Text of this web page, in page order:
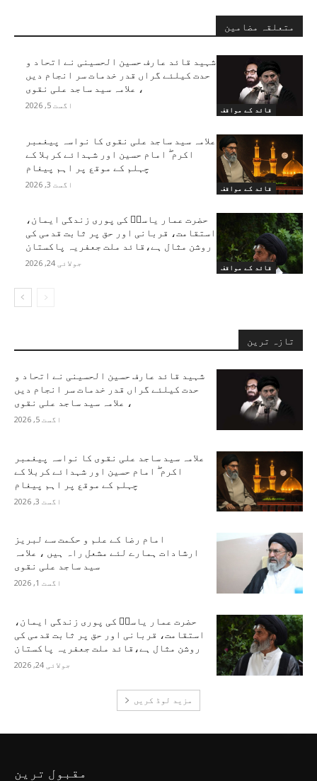
متعلقہ مضامین
قائد کے مواقف
شہید قائد عارف حسین الحسینی نے اتحاد و
حدت کیلئے گراں قدر خدمات سر انجام دیں
، علامہ سید ساجد علی نقوی
اگست 5, 2026
قائد کے مواقف
علامہ سید ساجد علی نقوی کا نواسہ پیغمبر
اکرم ۖ امام حسین اور شہدائے کربلا کے
چہلم کے موقع پر اہم پیغام
اگست 3, 2026
قائد کے مواقف
حضرت عمار یاسرؑ کی پوری زندگی ایمان،
استقامت، قربانی اور حق پر ثابت قدمی کی
روشن مثال ہے،قائد ملت جعفریہ پاکستان
جولائی 24, 2026
تازہ ترین
شہید قائد عارف حسین الحسینی نے اتحاد و
حدت کیلئے گراں قدر خدمات سر انجام دیں
، علامہ سید ساجد علی نقوی
اگست 5, 2026
علامہ سید ساجد علی نقوی کا نواسہ پیغمبر
اکرم ۖ امام حسین اور شہدائے کربلا کے
چہلم کے موقع پر اہم پیغام
اگست 3, 2026
امام رضا کے علم و حکمت سے لبریز
ارشادات ہمارے لئے مشعل راہ ہیں ، علامہ
سید ساجد علی نقوی
اگست 1, 2026
حضرت عمار یاسرؑ کی پوری زندگی ایمان،
استقامت، قربانی اور حق پر ثابت قدمی کی
روشن مثال ہے،قائد ملت جعفریہ پاکستان
جولائی 24, 2026
مزید لوڈ کریں
مقبول ترین